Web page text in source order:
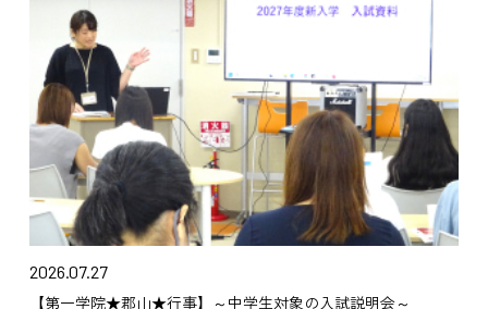
2026.07.27
【第一学院★郡山★行事】～中学生対象の入試説明会～